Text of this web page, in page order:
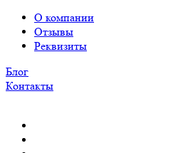
О компании
Отзывы
Реквизиты
Блог
Контакты